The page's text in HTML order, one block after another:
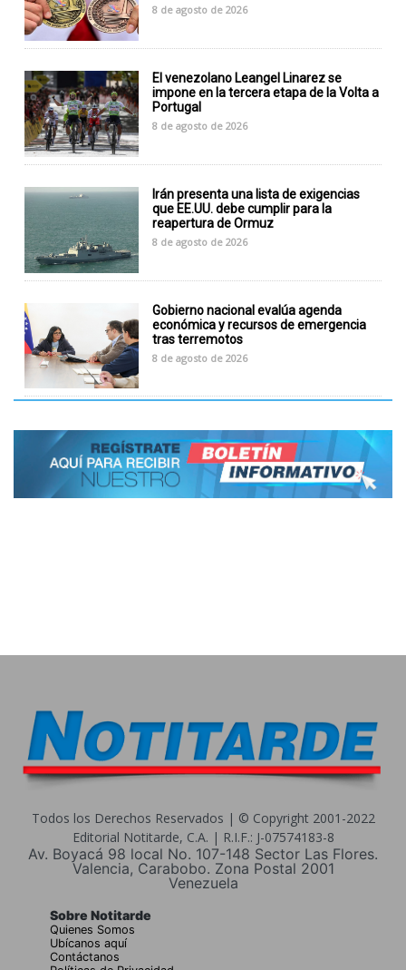
8 de agosto de 2026
El venezolano Leangel Linarez se
impone en la tercera etapa de la Volta a
Portugal
8 de agosto de 2026
Irán presenta una lista de exigencias
que EE.UU. debe cumplir para la
reapertura de Ormuz
8 de agosto de 2026
Gobierno nacional evalúa agenda
económica y recursos de emergencia
tras terremotos
8 de agosto de 2026
Todos los Derechos Reservados | © Copyright 2001-2022
Editorial Notitarde, C.A. | R.I.F.: J-07574183-8
Av. Boyacá 98 local No. 107-148 Sector Las Flores.
Valencia, Carabobo. Zona Postal 2001
Venezuela
Sobre Notitarde
Quienes Somos
Ubícanos aquí
Contáctanos